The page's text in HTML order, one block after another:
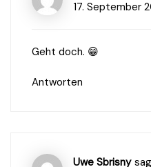
17. September
Geht doch. 😁
Antworten
Uwe Sbrisny